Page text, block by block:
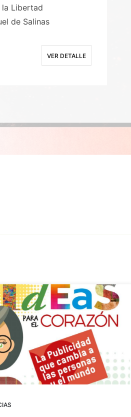
la Libertad
de Salinas
VER DETALLE